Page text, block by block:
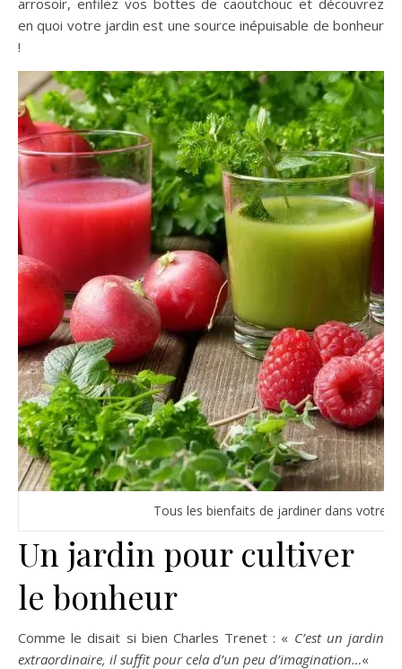
en quoi votre jardin est une source inépuisable de bonheur
!
Tous les bienfaits de jardiner dans votre
Un jardin pour cultiver
le bonheur
Comme le disait si bien Charles Trenet : « C’est un jardin
extraordinaire, il suffit pour cela d’un peu d’imagination…«